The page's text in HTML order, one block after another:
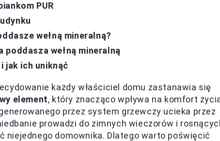
PUR
wełną mineralną?
wełną mineralną
jak ich uniknąć
każdy właściciel domu zastanawia się
element, który znacząco wpływa na komfort
przez system grzewczy ucieka przez
prowadzi do zimnych wieczorów i
niejednego domownika. Dlatego warto poświęcić